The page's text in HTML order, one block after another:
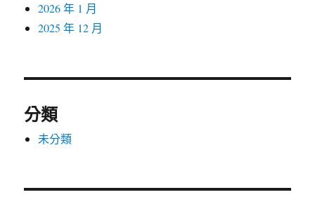
2026 年 1 月
2025 年 12 月
分類
未分類